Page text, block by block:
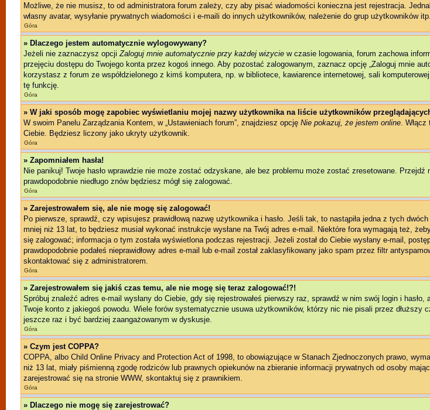
Możliwe, że nie musisz, to od administratora forum zależy, czy aby pisać wiadomości konieczna jest rejestracja.
własny avatar, wysyłanie prywatnych wiadomości i e-maili do innych użytkowników, należenie do grup użytkowników
Góra
» Dlaczego jestem automatycznie wylogowywany?
Jeżeli nie zaznaczysz opcjiZaloguj mnie automatycznie przy każdej wizycie w czasie logowania, forum zachowa
przejęciu dostępu do Twojego konta przez kogoś innego. Aby pozostać zalogowanym, zaznacz opcję „Zaloguj mnie
korzystasz z forum ze współdzielonego z kimś komputera, np. w bibliotece, kawiarence internetowej, sali
tę funkcję.
Góra
» W jaki sposób mogę zapobiec wyświetlaniu mojej nazwy użytkownika na liście użytkowników
W swoim Panelu Zarządzania Kontem, w „Ustawieniach forum”, znajdziesz opcję Nie pokazuj, że jestem online.
Ciebie. Będziesz liczony jako ukryty użytkownik.
Góra
» Zapomniałem hasła!
Nie panikuj! Twoje hasło wprawdzie nie może zostać odzyskane, ale bez problemu może zostać zresetowane.
prawdopodobnie niedługo znów będziesz mógł się zalogować.
Góra
» Zarejestrowałem się, ale nie mogę się zalogować!
Po pierwsze, sprawdź, czy wpisujesz prawidłową nazwę użytkownika i hasło. Jeśli tak, to nastąpiła jedna z tych
mniej niż 13 lat, to będziesz musiał wykonać instrukcje wysłane na Twój adres e-mail. Niektóre fora wymagają też,
się zalogować; informacja o tym została wyświetlona podczas rejestracji. Jeżeli został do Ciebie wysłany e-mail,
prawdopodobnie podałeś nieprawidłowy adres e-mail lub e-mail został zaklasyfikowany jako spam przez filtr
skontaktować się z administratorem.
Góra
» Zarejestrowałem się jakiś czas temu, ale nie mogę się teraz zalogować!?!
Spróbuj znaleźć adres e-mail wysłany do Ciebie, gdy się rejestrowałeś pierwszy raz, sprawdź w nim swój login i
Twoje konto z jakiegoś powodu. Wiele forów systematycznie usuwa użytkowników, którzy nic nie pisali przez
jeszcze raz i być bardziej zaangażowanym w dyskusje.
Góra
» Czym jest COPPA?
COPPA, albo Child Online Privacy and Protection Act of 1998, to obowiązujące w Stanach Zjednoczonych prawo,
niż 13 lat, miały piśmienną zgodę rodziców lub prawnych opiekunów na zbieranie informacji prywatnych od osoby
zarejestrować się na stronie WWW, skontaktuj się z prawnikiem.
Góra
» Dlaczego nie mogę się zarejestrować?